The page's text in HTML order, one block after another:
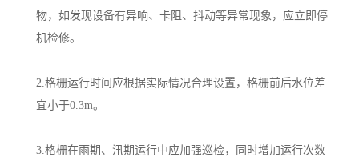
物，如发现设备有异响、卡阻、抖动等异常现象，应立即停
机检修。
2.格栅运行时间应根据实际情况合理设置，格栅前后水位差
宜小于0.3m。
3.格栅在雨期、汛期运行中应加强巡检，同时增加运行次数